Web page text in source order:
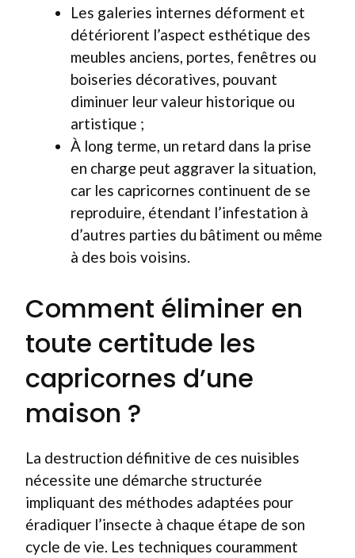
Les galeries internes déforment et
détériorent l’aspect esthétique des
meubles anciens, portes, fenêtres ou
boiseries décoratives, pouvant
diminuer leur valeur historique ou
artistique ;
À long terme, un retard dans la prise
en charge peut aggraver la situation,
car les capricornes continuent de se
reproduire, étendant l’infestation à
d’autres parties du bâtiment ou même
à des bois voisins.
Comment éliminer en
toute certitude les
capricornes d’une
maison ?
La destruction définitive de ces nuisibles
nécessite une démarche structurée
impliquant des méthodes adaptées pour
éradiquer l’insecte à chaque étape de son
cycle de vie. Les techniques couramment